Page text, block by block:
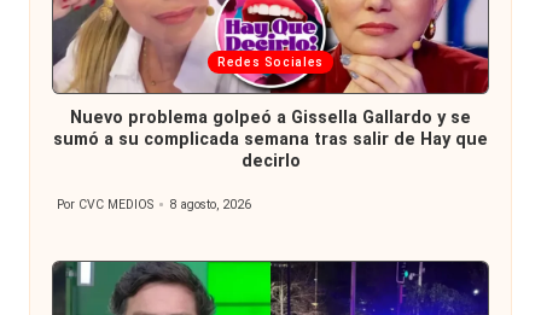
Publicada
en
Redes Sociales
Nuevo problema golpeó a Gissella Gallardo y se
sumó a su complicada semana tras salir de Hay que
decirlo
Publicado
Por CVC MEDIOS 8 agosto, 2026